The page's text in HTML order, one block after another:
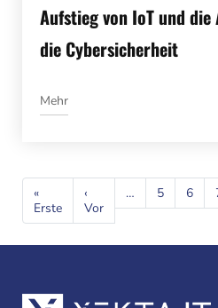
Aufstieg von IoT und
die Cybersicherheit
Mehr
Seitennummerierung
«
Erste Erste
Seite
‹
Vor Vorherige
Seite
… 5 6